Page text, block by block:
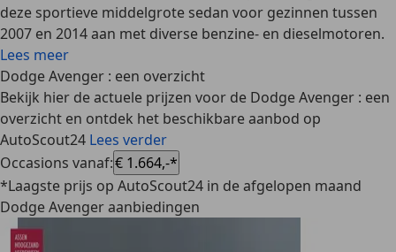
deze sportieve middelgrote sedan voor gezinnen tussen
2007 en 2014 aan met diverse benzine- en dieselmotoren.
Lees meer
Dodge Avenger : een overzicht
Bekijk hier de actuele prijzen voor de Dodge Avenger : een
overzicht en ontdek het beschikbare aanbod op
AutoScout24 Lees verder
Occasions vanaf:€ 1.664,-*
*Laagste prijs op AutoScout24 in de afgelopen maand
Dodge Avenger aanbiedingen